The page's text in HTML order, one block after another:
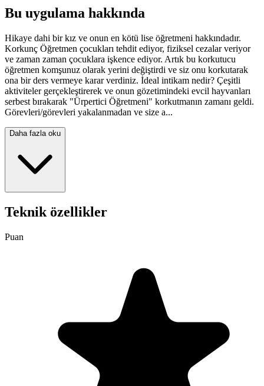
Bu uygulama hakkında
Hikaye dahi bir kız ve onun en kötü lise öğretmeni hakkındadır.
Korkunç Öğretmen çocukları tehdit ediyor, fiziksel cezalar veriyor
ve zaman zaman çocuklara işkence ediyor. Artık bu korkutucu
öğretmen komşunuz olarak yerini değiştirdi ve siz onu korkutarak
ona bir ders vermeye karar verdiniz. İdeal intikam nedir? Çeşitli
aktiviteler gerçekleştirerek ve onun gözetimindeki evcil hayvanları
serbest bırakarak "Ürpertici Öğretmeni" korkutmanın zamanı geldi.
Görevleri/görevleri yakalanmadan ve size a...
Daha fazla oku
Teknik özellikler
Puan